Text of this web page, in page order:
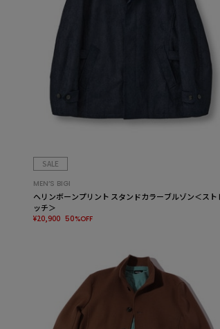
SALE
MEN’S BIGI
ヘリンボーンプリント スタンドカラーブルゾン＜スト
ッチ＞
¥20,900 50%OFF